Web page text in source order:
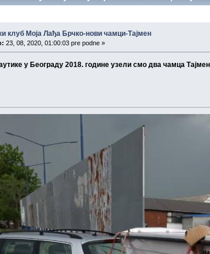
клуб Моја Лађа Брчко-нови чамци-Тајмен
23, 08, 2020, 01:00:03 pre podne »
у Београду 2018. године узели смо два чамца